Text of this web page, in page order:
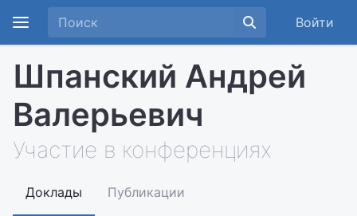
Войти
Шпанский Андрей
Валерьевич
Участие в конференциях
Доклады Публикации